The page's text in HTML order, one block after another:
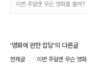
이번 주말엔 무슨 영화를 볼
'영화에 관한 잡담'의 다른글
현재글 이번 주말엔 무슨 영